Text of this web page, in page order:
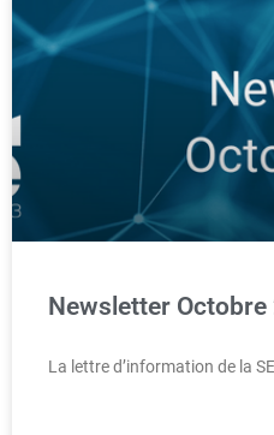
Newsletter Octobre
La lettre d’information de la